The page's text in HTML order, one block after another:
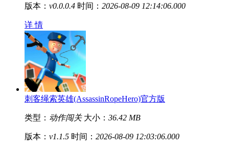
版本： v0.0.0.4 时间： 2026-08-09 12:14:06.000
详 情
刺客绳索英雄(AssassinRopeHero)官方版
类型： 动作闯关 大小： 36.42 MB
版本： v1.1.5 时间： 2026-08-09 12:03:06.000